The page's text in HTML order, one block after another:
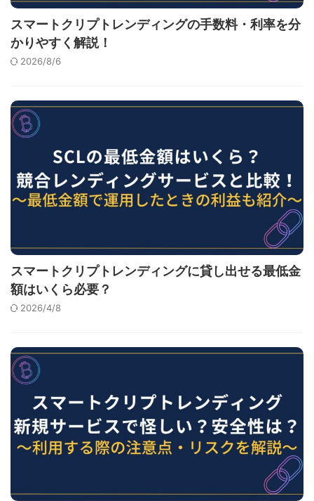
スマートクリプトレンディングの手数料・利率を分
かりやすく解説！
2026/8/6
スマートクリプトレンディングに貸し出せる最低金
額はいくら必要？
2026/4/8